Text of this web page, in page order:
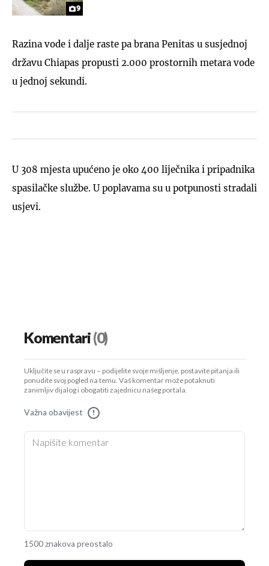
9
Razina vode i dalje raste pa brana Penitas u susjednoj
državu Chiapas propusti 2.000 prostornih metara vode
u jednoj sekundi.
U 308 mjesta upućeno je oko 400 liječnika i pripadnika
spasilačke službe. U poplavama su u potpunosti stradali
usjevi.
Komentari(0)
Uključite se u raspravu – podijelite svoje mišljenje, postavite pitanja ili
ponudite svoj pogled na temu. Vaš komentar može potaknuti
zanimljiv dijalog i obogatiti zajednicu našeg portala.
Važna obavijest !
1500 znakova preostalo